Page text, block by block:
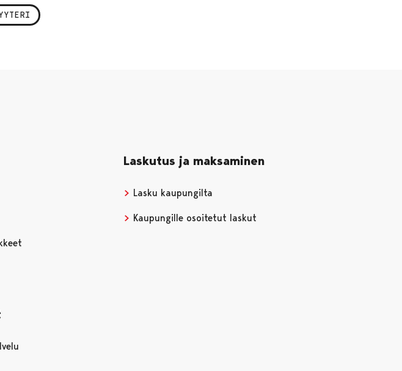
Laskutus ja maksaminen
Lasku kaupungilta
Kaupungille osoitetut laskut